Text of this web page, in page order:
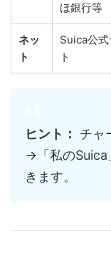
ほ銀行等
ネッ
ト
Suica公式
ト
ヒント：
チャ
→「私のSuica
きます。